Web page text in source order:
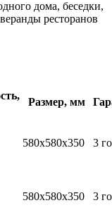
дома, беседки,
ресторанов
Размер, мм
580х580х350 3
580х580х350 3